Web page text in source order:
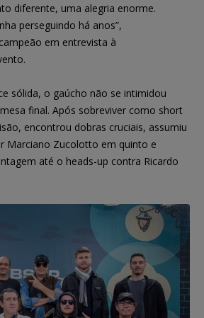
diferente, uma alegria enorme.
perseguindo há anos”,
em entrevista à
sólida, o gaúcho não se intimidou
final. Após sobreviver como short
encontrou dobras cruciais, assumiu
Marciano Zucolotto em quinto e
até o heads-up contra Ricardo